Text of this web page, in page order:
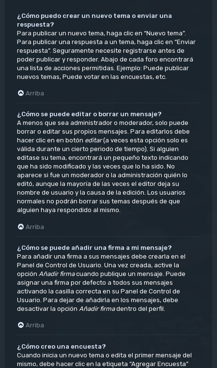
¿Cómo puedo crear un nuevo tema o enviar una
respuesta?
Para publicar un nuevo tema, haga clic en “Nuevo tema”.
Para publicar una respuesta a un tema, haga clic en “Enviar
respuesta”. Seguramente necesite registrarse antes de
poder publicar y responder. Abajo de cada foro encontrará
una lista de acciones permitidas. Ejemplo: Puede publicar
nuevos temas, Puede votar en las encuestas, etc.
Arriba
¿Cómo se puede editar o borrar un mensaje?
A menos que sea administrador o moderador, solo puede
borrar o editar sus propios mensajes. Para editarlos debe
hacer clic en en botón editar(a veces esta opción solo es
válida durante un cierto periodo de tiempo). Si alguien
editase su tema, encontrará un pequeño texto indicando
que ha sido modificado y las veces que lo ha sido. No
aparece si fue un moderador o la administración quién lo
editó, aunque la mayoría de las veces el editor deja su
nombre de usuario y la causa de la edición. Los usuarios
normales no podrán borrar sus temas después de que
alguien haya respondido al mismo.
Arriba
¿Cómo se puede añadir una firma a mi mensaje?
Para añadir una firma a sus mensajes debe crearla en el
Panel de Control de Usuario. Una vez creada, active la
opción Añadir firmacuando publique un mensaje. Puede
asignar una firma por defecto a todos sus mensajes
activando la casilla correcta en su Panel de Control de
Usuario. Para dejar de añadirla en los mensajes, debe
desactivar la opción Añadir firmadentro del perfil.
Arriba
¿Cómo creo una encuesta?
Cuando inicia un nuevo tema o edita el primer mensaje del
mismo, debe hacer clic en la etiqueta “Agregar Encuesta”